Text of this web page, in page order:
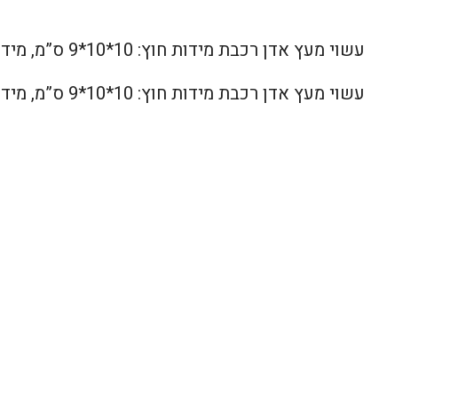
עשוי מעץ אדן רכבת מידות חוץ: 10*10*9 ס”מ, מידות פנים: 9*9*7.5 ס”מ
עשוי מעץ אדן רכבת מידות חוץ: 10*10*9 ס”מ, מידות פנים: 9*9*7.5 ס”מ